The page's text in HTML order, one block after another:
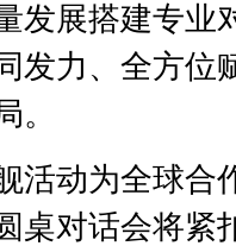
发展搭建专业
发力、全方位
。
动为全球合
桌对话会将紧